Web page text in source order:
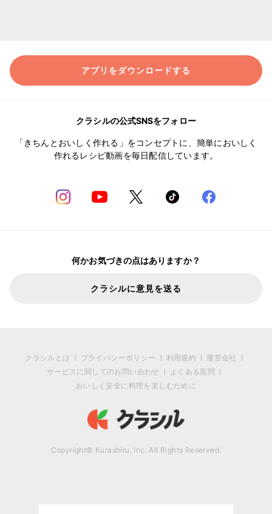
アプリをダウンロードする
クラシルの公式SNSをフォロー
「きちんとおいしく作れる」をコンセプトに、簡単においしく
作れるレシピ動画を毎日配信しています。
何かお気づきの点はありますか？
クラシルに意見を送る
クラシルとは プライバシーポリシー 利用規約
運営会社
サービスに関してのお問い合わせ
よくある質問
おいしく安全に料理を楽しむために
Copyright© Kurashiru, Inc. All Rights Reserved.